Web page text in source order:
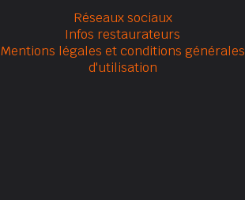
Réseaux sociaux
Infos restaurateurs
Mentions légales et conditions générales
d'utilisation